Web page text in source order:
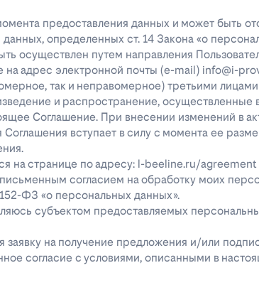
предоставления данных и может быть
определенных ст. 14 Закона «о
осуществлен путем направления
адрес электронной почты (e-mail) info@i-
так и неправомерное) третьими
и распространение,
Соглашение. При внесении изменений в
Соглашения вступает в силу с момента ее
на странице по адресу: l-beeline.ru/agreement
согласием на обработку моих
ФЗ «о персональных данных».
субъектом предоставляемых
заявку на получение предложения и/или
согласие с условиями, описанными в